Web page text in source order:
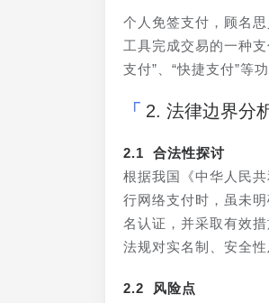
个人免签支付，顾名
工具完成交易的一种
支付”、“快捷支付”等
2. 法律边界分
2.1 合法性探讨
根据我国《中华人民
行网络支付时，虽未
名认证，并采取有效
法规对实名制、安全
2.2 风险点